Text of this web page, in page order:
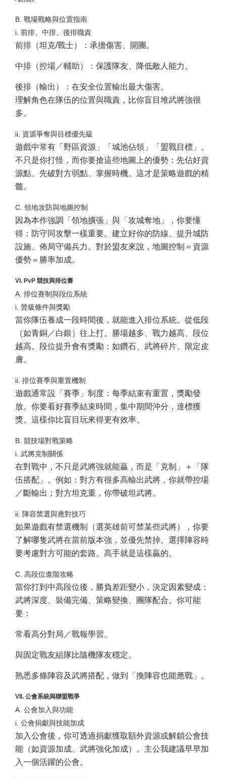
B. 戰場戰略與位置指南
i. 前排、中排、後排職責
前排（坦克/戰士）：承擔傷害、開團。
中排（控場／輔助）：保護隊友、降低敵人能力。
後排（輸出）：在安全位置輸出最大傷害。
理解角色在隊伍的位置與職責，比你盲目堆武將強很
多。
ii. 資源爭奪與目標優先級
遊戲中常有「野區資源」「城池佔領」「盟戰目標」。
不只是你打怪，而你要搶這些地圖上的優勢：先佔好資
源點、先破對方弱點、掌握時機。這才是策略遊戲的精
髓。
C. 領地攻防與地圖控制
因為本作強調「領地擴張」與「攻城奪地」，你要懂
得：防守同攻擊一樣重要。建立好你的防線、提升城防
設施、佈局守備兵力。對於盟友來說，地圖控制＝資源
優勢＝勝率加成。
VI. PvP 競技與排位賽
A. 排位賽制與段位系統
i. 晉級條件與獎勵
當你隊伍養成一段時間後，就能進入排位系統。從低段
（如青銅／白銀）往上打。勝場越多、戰力越高、段位
越高。段位提升會有獎勵：如鑽石、武將碎片、限定皮
膚。
ii. 排位賽季與重置機制
遊戲通常設「賽季」制度：每季結束有重置，獎勵發
放。你要看好賽季結束時間，集中期間沖分，達標獲
獎。這樣你比盲目玩來得更有效率。
B. 競技場對戰策略
i. 武將克制關係
在對戰中，不只是武將強就能贏，而是「克制」＋「隊
伍搭配」。例如：對方有很多高輸出武將，你就帶控場
／斷輸出；對方坦克重，你帶破坦武將。
ii. 陣容禁選與應對技巧
如果遊戲有禁選機制（選英雄前可禁某些武將），你要
了解哪隻武將在當前版本強，並優先禁掉。選擇陣容時
要考慮對方可能的套路。高手就是這樣贏的。
C. 高段位進階攻略
當你打到中高段位後，勝負差距變小，決定因素變成：
武將深度、裝備完備、策略變換、團隊配合。你可能
要：
常看高分對局／戰報學習。
與固定戰友組隊比隨機隊友穩定。
熟悉多條陣容及武將搭配，做到「換陣容也能應戰」。
VII. 公會系統與聯盟戰爭
A. 公會加入與功能
i. 公會捐獻與技能加成
加入公會後，你可透過捐獻獲取額外資源或解鎖公會技
能（如資源加成、武將強化加成）。主公我建議早早加
入一個活躍的公會。